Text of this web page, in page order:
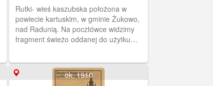
Rutki- wieś kaszubska położona w
powiecie kartuskim, w gminie Żukowo,
nad Radunią. Na pocztówce widzimy
fragment świeżo oddanej do użytku
ok. 1910